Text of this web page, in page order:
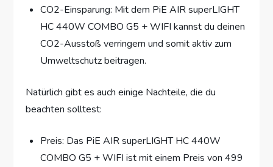
CO2-Einsparung: Mit dem PiE AIR superLIGHT
HC 440W COMBO G5 + WIFI kannst du deinen
CO2-Ausstoß verringern und somit aktiv zum
Umweltschutz beitragen.
Natürlich gibt es auch einige Nachteile, die du
beachten solltest:
Preis: Das PiE AIR superLIGHT HC 440W
COMBO G5 + WIFI ist mit einem Preis von 499